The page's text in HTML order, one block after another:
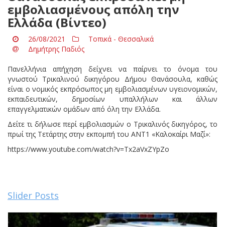
εμβολιασμένους απ΄όλη την
Ελλάδα (Βίντεο)
26/08/2021
Τοπικά - Θεσσαλικά
Δημήτρης Παδιός
Πανελλήνια απήχηση δείχνει να παίρνει το όνομα του
γνωστού Τρικαλινού δικηγόρου Δήμου Θανάσουλα, καθώς
είναι ο νομικός εκπρόσωπος μη εμβολιασμένων υγειονομικών,
εκπαιδευτικών, δημοσίων υπαλλήλων και άλλων
επαγγελματικών ομάδων από όλη την Ελλάδα.
Δείτε τι δήλωσε περί εμβολιασμών ο Τρικαλινός δικηγόρος, το
πρωί της Τετάρτης στην εκπομπή του ΑΝΤ1 «Καλοκαίρι Μαζί»:
https://www.youtube.com/watch?v=Tx2aVxZYpZo
Slider Posts